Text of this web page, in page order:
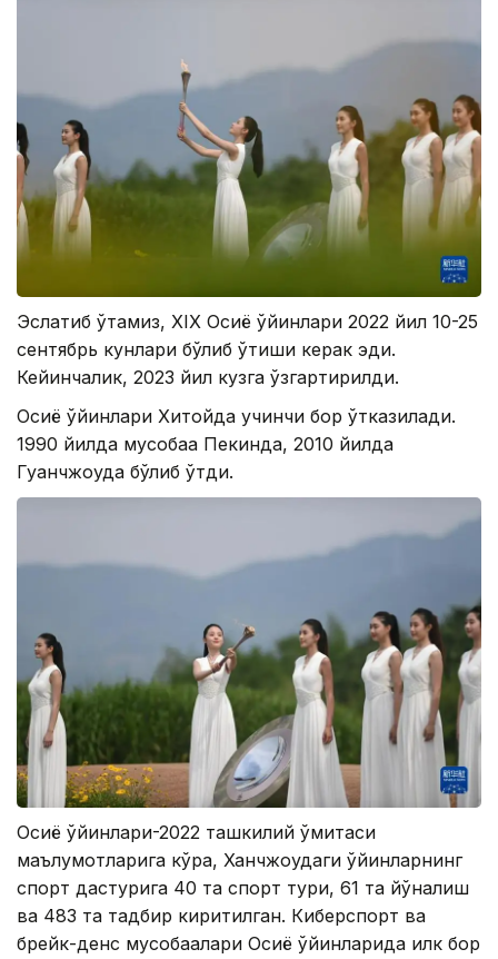
Эслатиб ўтамиз, XIX Осиё ўйинлари 2022 йил 10-25
сентябрь кунлари бўлиб ўтиши керак эди.
Кейинчалик, 2023 йил кузга ўзгартирилди.
Осиё ўйинлари Хитойда учинчи бор ўтказилади.
1990 йилда мусобақа Пекинда, 2010 йилда
Гуанчжоуда бўлиб ўтди.
Осиё ўйинлари-2022 ташкилий қўмитаси
маълумотларига кўра, Ханчжоудаги ўйинларнинг
спорт дастурига 40 та спорт тури, 61 та йўналиш
ва 483 та тадбир киритилган. Киберспорт ва
брейк-денс мусобақалари Осиё ўйинларида илк бор